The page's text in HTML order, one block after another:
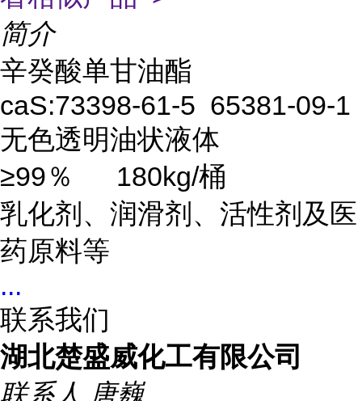
简介
辛癸酸单甘油酯
caS:73398-61-5 65381-09-1
无色透明油状液体
≥99％
180kg/桶
乳化剂、润滑剂、活性剂及医
药原料等
...
联系我们
湖北楚盛威化工有限公司
联系人 唐巍